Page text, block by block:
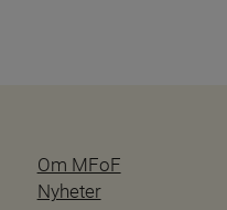
Om MFoF
Nyheter